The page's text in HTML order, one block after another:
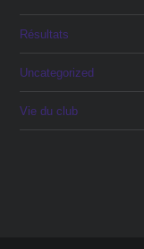
Résultats
Uncategorized
Vie du club